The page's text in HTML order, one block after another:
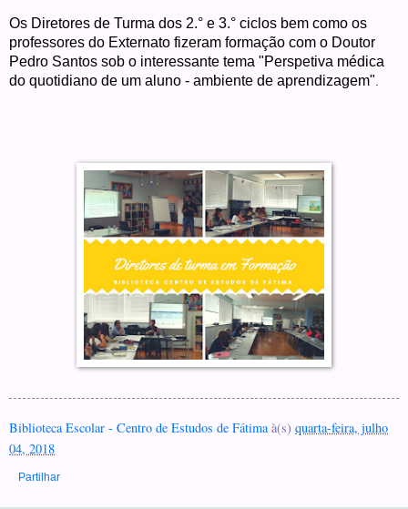
Os Diretores de Turma dos 2.° e 3.° ciclos bem como os
professores do Externato fizeram formação com o Doutor
Pedro Santos sob o interessante tema "Perspetiva médica
do quotidiano de um aluno - ambiente de aprendizagem"
Biblioteca Escolar - Centro de Estudos de Fátima à(s) quarta-feira, julho
04, 2018
Partilhar